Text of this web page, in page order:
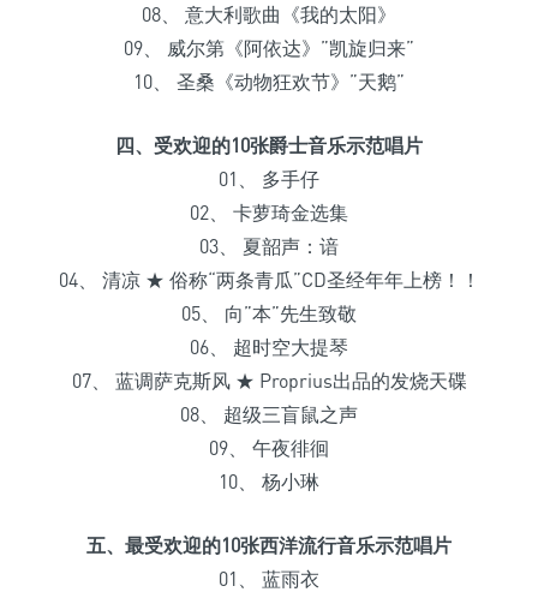
08、 意大利歌曲《我的太阳》
09、 威尔第《阿依达》”凯旋归来”
10、 圣桑《动物狂欢节》”天鹅”
四、受欢迎的10张爵士音乐示范唱片
01、 多手仔
02、 卡萝琦金选集
03、 夏韶声：谙
04、 清凉 ★ 俗称“两条青瓜”CD圣经年年上榜！！
05、 向”本”先生致敬
06、 超时空大提琴
07、 蓝调萨克斯风 ★ Proprius出品的发烧天碟
08、 超级三盲鼠之声
09、 午夜徘徊
10、 杨小琳
五、最受欢迎的10张西洋流行音乐示范唱片
01、 蓝雨衣